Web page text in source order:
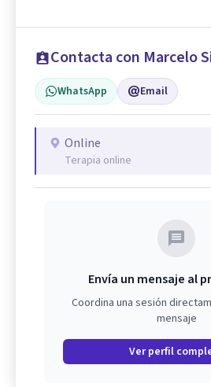
Contacta con Marcelo
WhatsApp Email
Online
Terapia online
Envía un mensaje al
Coordina una sesión
mensaje
Ver perfil